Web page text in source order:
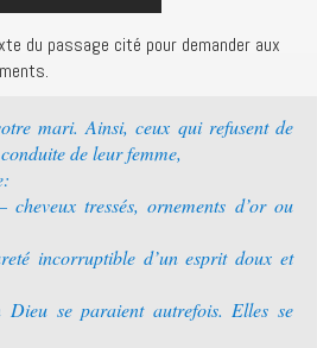
du passage cité pour demander aux
mari. Ainsi, ceux qui refusent de
de leur femme,
tressés, ornements d’or ou
incorruptible d’un esprit doux et
Dieu se paraient autrefois. Elles se